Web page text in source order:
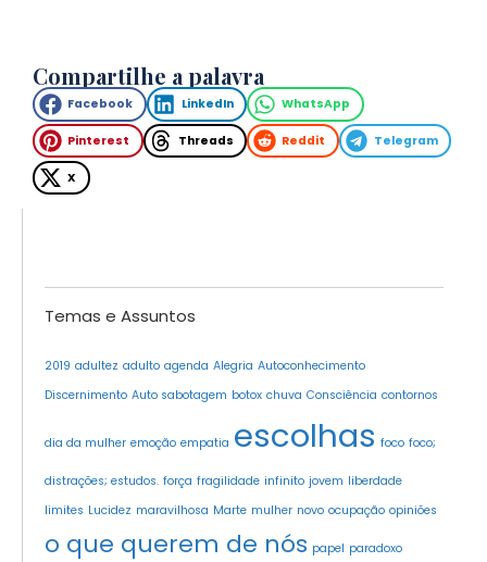
Temas e Assuntos
2019 adultez adulto agenda Alegria Autoconhecimento
Discernimento Auto sabotagem botox chuva Consciência contornos
dia da mulher emoção empatia escolhas foco foco;
distrações; estudos. força fragilidade infinito jovem liberdade
limites Lucidez maravilhosa Marte mulher novo ocupação opiniões
o que querem de nós papel paradoxo
Compartilhe a palavra
Facebook LinkedIn WhatsApp
Pinterest Threads Reddit Telegram
X